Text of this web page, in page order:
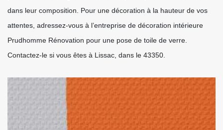
dans leur composition. Pour une décoration à la hauteur de vos
attentes, adressez-vous à l’entreprise de décoration intérieure
Prudhomme Rénovation pour une pose de toile de verre.
Contactez-le si vous êtes à Lissac, dans le 43350.